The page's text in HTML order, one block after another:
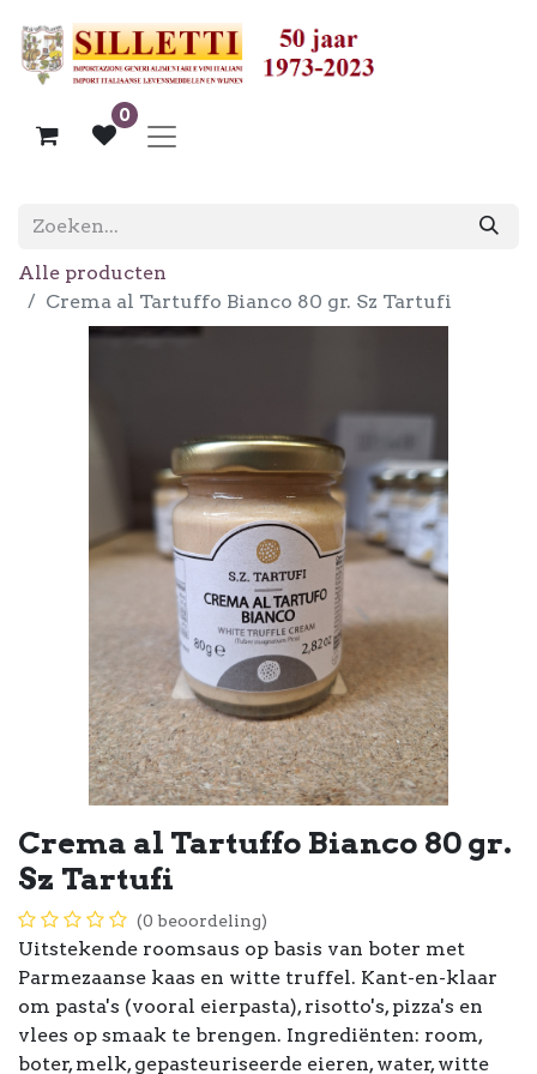
0
Alle producten
Crema al Tartuffo Bianco 80 gr. Sz Tartufi
Crema al Tartuffo Bianco 80 gr.
Sz Tartufi
(0 beoordeling)
Uitstekende roomsaus op basis van boter met
Parmezaanse kaas en witte truffel. Kant-en-klaar
om pasta's (vooral eierpasta), risotto's, pizza's en
vlees op smaak te brengen. Ingrediënten: room,
boter, melk, gepasteuriseerde eieren, water, witte